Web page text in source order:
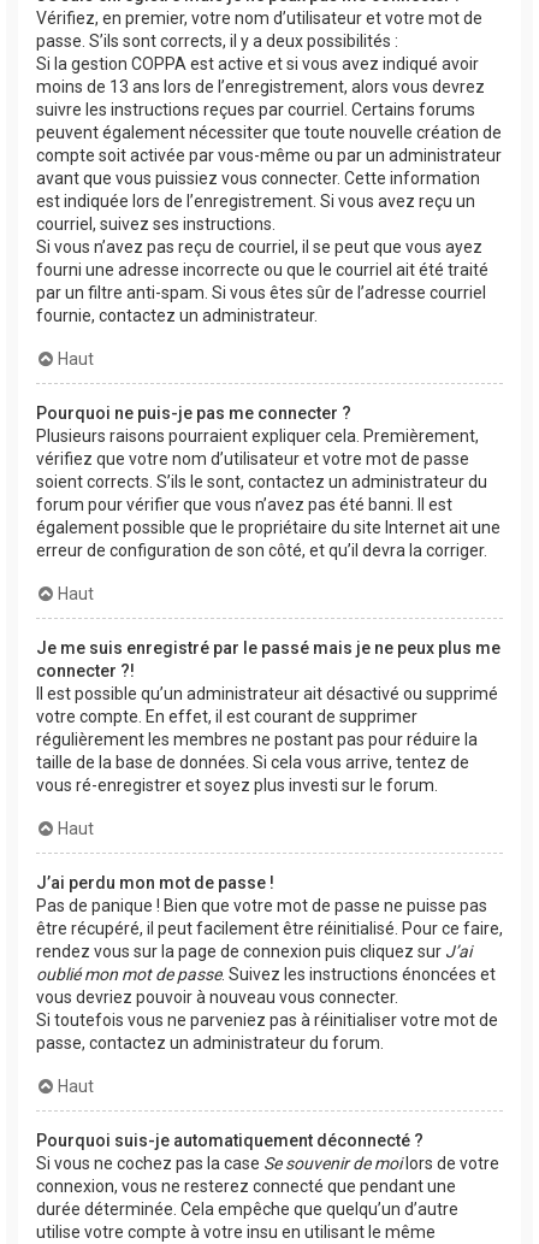
Vérifiez, en premier, votre nom d’utilisateur et votre mot de
passe. S’ils sont corrects, il y a deux possibilités :
Si la gestion COPPA est active et si vous avez indiqué avoir
moins de 13 ans lors de l’enregistrement, alors vous devrez
suivre les instructions reçues par courriel. Certains forums
peuvent également nécessiter que toute nouvelle création de
compte soit activée par vous-même ou par un administrateur
avant que vous puissiez vous connecter. Cette information
est indiquée lors de l’enregistrement. Si vous avez reçu un
courriel, suivez ses instructions.
Si vous n’avez pas reçu de courriel, il se peut que vous ayez
fourni une adresse incorrecte ou que le courriel ait été traité
par un filtre anti-spam. Si vous êtes sûr de l’adresse courriel
fournie, contactez un administrateur.
Haut
Pourquoi ne puis-je pas me connecter ?
Plusieurs raisons pourraient expliquer cela. Premièrement,
vérifiez que votre nom d’utilisateur et votre mot de passe
soient corrects. S’ils le sont, contactez un administrateur du
forum pour vérifier que vous n’avez pas été banni. Il est
également possible que le propriétaire du site Internet ait une
erreur de configuration de son côté, et qu’il devra la corriger.
Haut
Je me suis enregistré par le passé mais je ne peux plus me
connecter ?!
Il est possible qu’un administrateur ait désactivé ou supprimé
votre compte. En effet, il est courant de supprimer
régulièrement les membres ne postant pas pour réduire la
taille de la base de données. Si cela vous arrive, tentez de
vous ré-enregistrer et soyez plus investi sur le forum.
Haut
J’ai perdu mon mot de passe !
Pas de panique ! Bien que votre mot de passe ne puisse pas
être récupéré, il peut facilement être réinitialisé. Pour ce faire,
rendez vous sur la page de connexion puis cliquez sur J’ai
oublié mon mot de passe. Suivez les instructions énoncées et
vous devriez pouvoir à nouveau vous connecter.
Si toutefois vous ne parveniez pas à réinitialiser votre mot de
passe, contactez un administrateur du forum.
Haut
Pourquoi suis-je automatiquement déconnecté ?
Si vous ne cochez pas la case Se souvenir de moilors de votre
connexion, vous ne resterez connecté que pendant une
durée déterminée. Cela empêche que quelqu’un d’autre
utilise votre compte à votre insu en utilisant le même